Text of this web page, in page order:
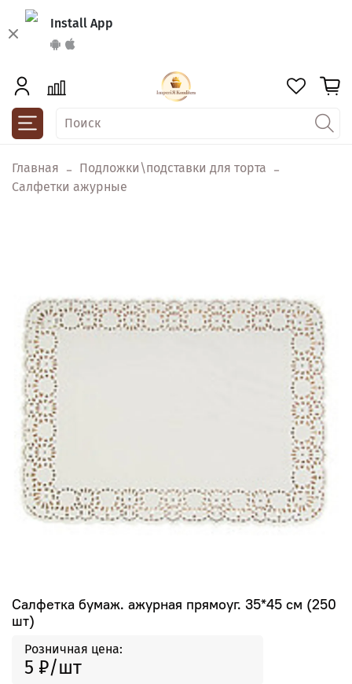
Install App
Главная
Подложки\подставки для торта
Салфетки ажурные
Салфетка бумаж. ажурная прямоуг. 35*45 см (250
шт)
Розничная цена:
5 ₽